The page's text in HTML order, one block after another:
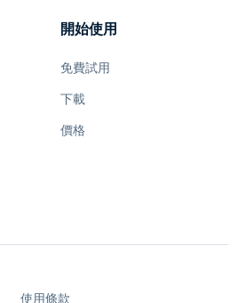
開始使用
免費試用
下載
價格
使用條款